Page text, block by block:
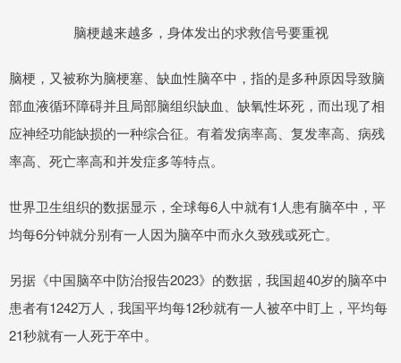
脑梗越来越多，身体发出的求救信号要重视
脑梗，又被称为脑梗塞、缺血性脑卒中，指的是多种原因导致脑
部血液循环障碍并且局部脑组织缺血、缺氧性坏死，而出现了相
应神经功能缺损的一种综合征。有着发病率高、复发率高、病残
率高、死亡率高和并发症多等特点。
世界卫生组织的数据显示，全球每6人中就有1人患有脑卒中，平
均每6分钟就分别有一人因为脑卒中而永久致残或死亡。
另据《中国脑卒中防治报告2023》的数据，我国超40岁的脑卒中
患者有1242万人，我国平均每12秒就有一人被卒中盯上，平均每
21秒就有一人死于卒中。